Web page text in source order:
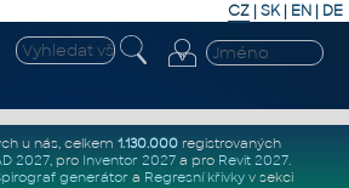
CZ | SK| EN | DE
u nás, celkem 1.130.000registrovaných
2027, pro Inventor 2027a pro Revit 2027.
generátor a Regresní křivkyv sekci